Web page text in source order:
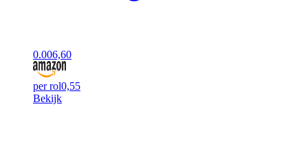
0.006,60
per rol0,55
Bekijk